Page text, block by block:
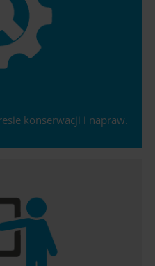
konserwacji i napraw.